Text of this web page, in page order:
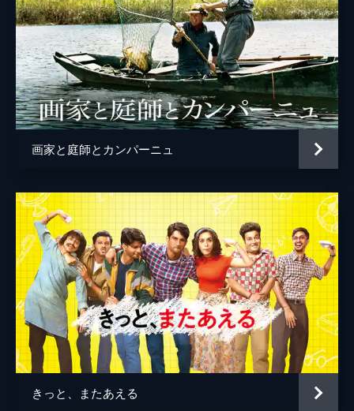
画家と庭師とカンパーニュ
きっと、またあえる